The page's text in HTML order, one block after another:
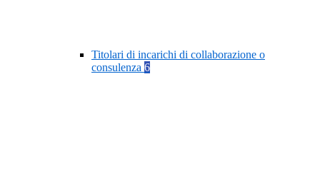
Titolari di incarichi di collaborazione o
consulenza 6